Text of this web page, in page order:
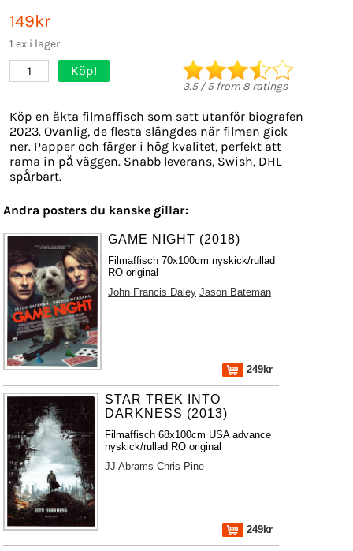
149kr
1 ex i lager
1 Köp!
3.5/5from 8 ratings
Köp en äkta filmaffisch som satt utanför biografen
2023. Ovanlig, de flesta slängdes när filmen gick
ner. Papper och färger i hög kvalitet, perfekt att
rama in på väggen. Snabb leverans, Swish, DHL
spårbart.
Andra posters du kanske gillar:
GAME NIGHT (2018)
Filmaffisch 70x100cm nyskick/rullad
RO original
John Francis Daley Jason Bateman
249kr
STAR TREK INTO
DARKNESS (2013)
Filmaffisch 68x100cm USA advance
nyskick/rullad RO original
JJ Abrams Chris Pine
249kr